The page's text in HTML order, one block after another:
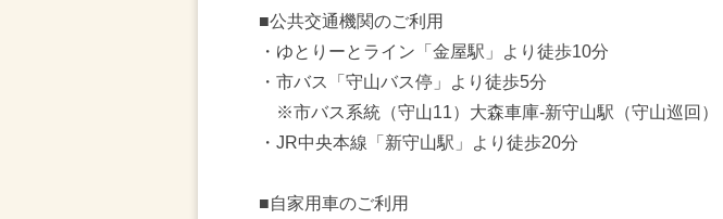
■公共交通機関のご利用
・ゆとりーとライン「金屋駅」より徒歩10分
・市バス「守山バス停」より徒歩5分
※市バス系統（守山11）大森車庫-新守山駅（守山巡回）
・JR中央本線「新守山駅」より徒歩20分
■自家用車のご利用